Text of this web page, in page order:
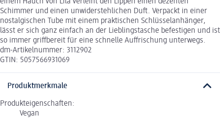
einem Hauch von Lila verleiht den Lippen einen dezenten
Schimmer und einen unwiderstehlichen Duft. Verpackt in einer
nostalgischen Tube mit einem praktischen Schlüsselanhänger,
lässt er sich ganz einfach an der Lieblingstasche befestigen und ist
so immer griffbereit für eine schnelle Auffrischung unterwegs.
dm-Artikelnummer: 3112902
GTIN: 5057566931069
Produktmerkmale
Produkteigenschaften:
Vegan